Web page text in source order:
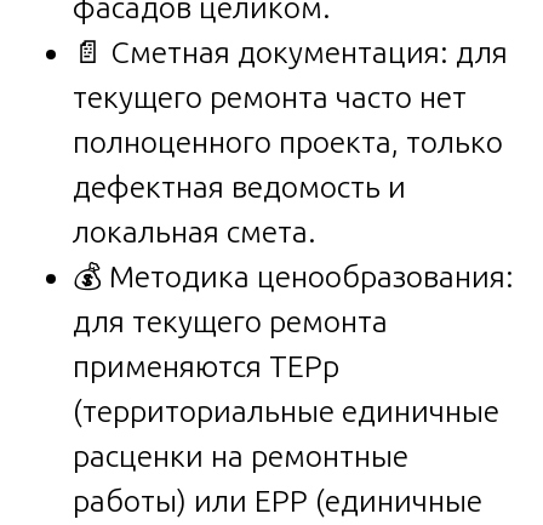
фасадов целиком.
📄 Сметная документация: для
текущего ремонта часто нет
полноценного проекта, только
дефектная ведомость и
локальная смета.
💰 Методика ценообразования:
для текущего ремонта
применяются ТЕРр
(территориальные единичные
расценки на ремонтные
работы) или ЕРР (единичные